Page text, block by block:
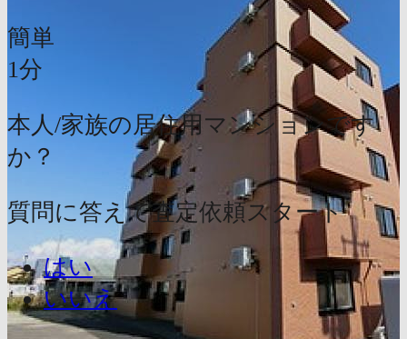
簡単
1分
本人/家族の居住用マンションです
か？
質問に答えて査定依頼スタート
はい
いいえ